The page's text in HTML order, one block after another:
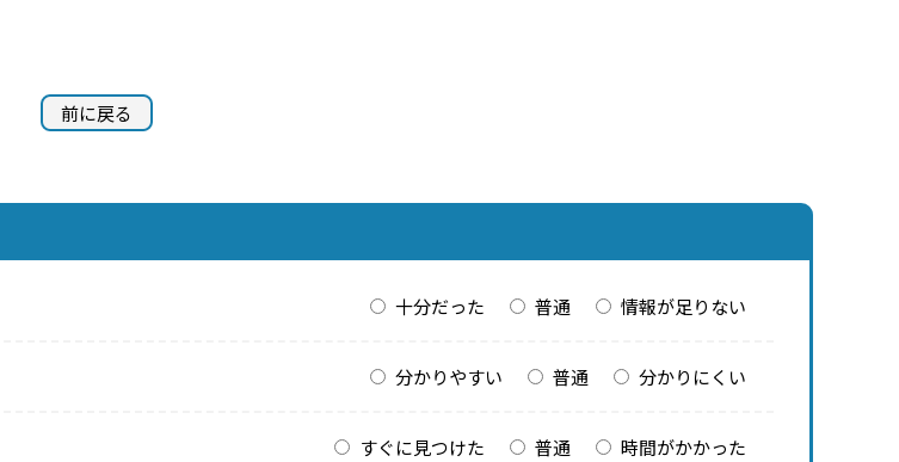
前に戻る
十分だった 普通 情報が足りない
分かりやすい 普通 分かりにくい
すぐに見つけた 普通 時間がかかった